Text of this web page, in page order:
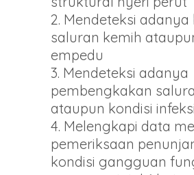
Mendeteksi adanya
saluran kemih
empedu
Mendeteksi adanya
pembengkakan
ataupun kondisi infeksi
Melengkapi data
pemeriksaan
kondisi gangguan